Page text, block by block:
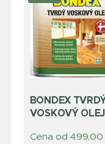
BONDEX
VOSKOVÝ OLEJ
Cena od499,00